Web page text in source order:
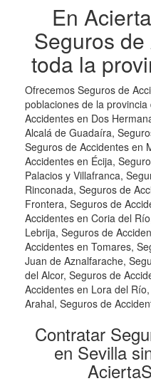
En
Seguros
toda la
Ofrecemos Seguros de
poblaciones de la
Accidentes en Dos
Alcalá de Guadaíra,
Seguros de Accidentes en
Accidentes en Écija,
Palacios y Villafranca,
Rinconada, Seguros de
Frontera, Seguros de
Accidentes en Coria del
Lebrija, Seguros de
Accidentes en Tomares,
Juan de Aznalfarache,
del Alcor, Seguros de
Accidentes en Lora del
Arahal, Seguros de
Contratar
en Sevilla